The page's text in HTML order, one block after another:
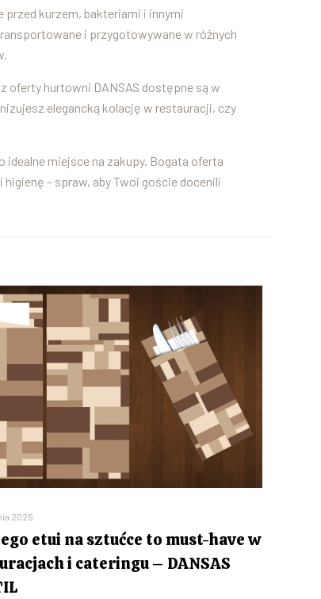
przed kurzem, bakteriami i innymi
i przygotowywane w różnych
z oferty hurtowni DANSAS dostępne są w
elegancką kolację w restauracji, czy
miejsce na zakupy. Bogata oferta
– spraw, aby Twoi goście docenili
2025
etui na sztućce to must-have w
i cateringu – DANSAS